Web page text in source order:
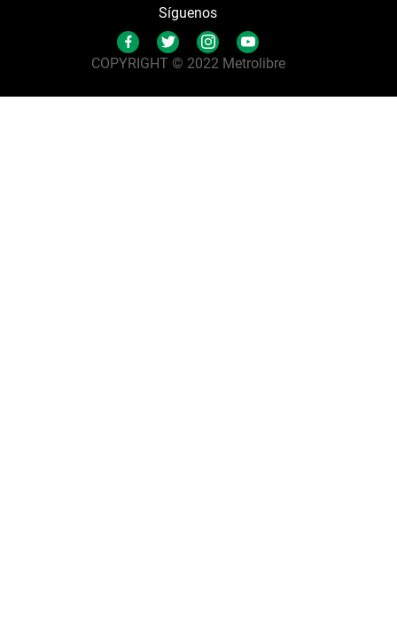
Síguenos
COPYRIGHT © 2022 Metrolibre